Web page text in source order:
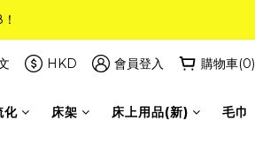
限標準尺寸)
HKD 會員登入 購物車(0)
化 床架 床上用品(新) 毛巾